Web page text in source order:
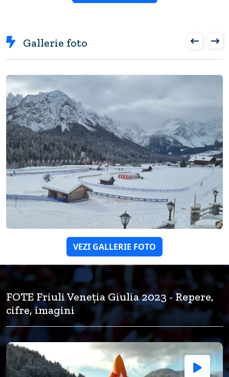
Gallerie foto
VEZI GALLERIE FOTO
FOTE Friuli Veneția Giulia 2023 - Repere,
cifre, imagini